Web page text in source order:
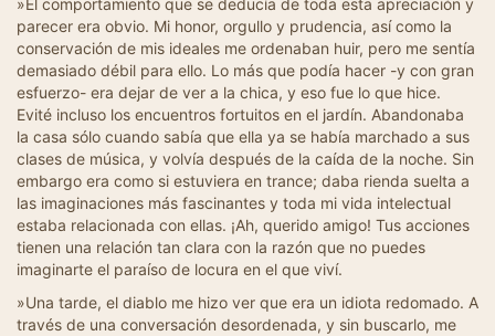
»El comportamiento que se deducía de toda esta apreciación y
parecer era obvio. Mi honor, orgullo y prudencia, así como la
conservación de mis ideales me ordenaban huir, pero me sentía
demasiado débil para ello. Lo más que podía hacer -y con gran
esfuerzo- era dejar de ver a la chica, y eso fue lo que hice.
Evité incluso los encuentros fortuitos en el jardín. Abandonaba
la casa sólo cuando sabía que ella ya se había marchado a sus
clases de música, y volvía después de la caída de la noche. Sin
embargo era como si estuviera en trance; daba rienda suelta a
las imaginaciones más fascinantes y toda mi vida intelectual
estaba relacionada con ellas. ¡Ah, querido amigo! Tus acciones
tienen una relación tan clara con la razón que no puedes
imaginarte el paraíso de locura en el que viví.
»Una tarde, el diablo me hizo ver que era un idiota redomado. A
través de una conversación desordenada, y sin buscarlo, me